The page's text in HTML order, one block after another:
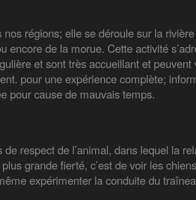
régions; elle se déroule sur la
encore de la morue. Cette activité
et sont très accueillant et
pour une expérience complète;
pour cause de mauvais temps.
respect de l’animal, dans lequel la
grande fierté, c’est de voir les
expérimenter la conduite du